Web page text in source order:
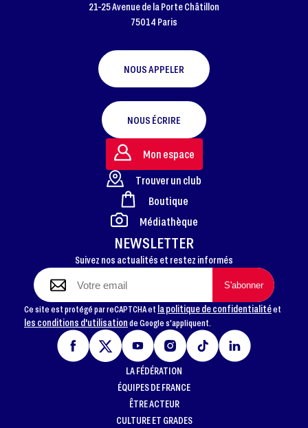
FOOTER
21-25 Avenue de la Porte Châtillon
75014 Paris
NOUS APPELER
NOUS ÉCRIRE
NEWSLETTER
Suivez nos actualités et restez informés
Ce site est protégé par reCAPTCHA et la politique de confidentialitéet
les conditions d'utilisationde Google s'appliquent.
Mon espace
Trouver un club
Boutique
Médiathèque
LA FÉDÉRATION
ÉQUIPES DE FRANCE
ÊTRE ACTEUR
CULTURE ET GRADES